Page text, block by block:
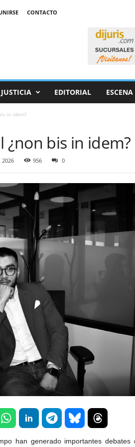
CONTACTO
JUSTICIA EDITORIAL
in idem?
¿non bis in idem?
2026 956 0
han generado importantes debates